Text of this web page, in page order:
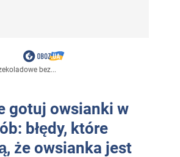
bez...
gotuj owsianki w
błędy, które
że owsianka jest